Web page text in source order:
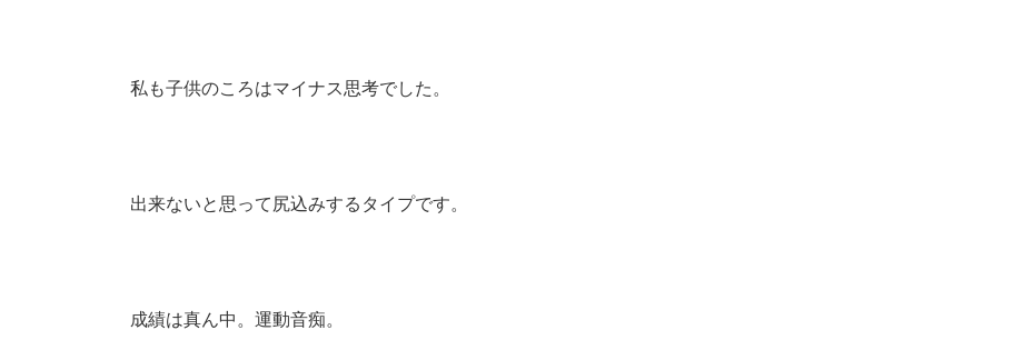
私も子供のころはマイナス思考でした。
出来ないと思って尻込みするタイプです。
成績は真ん中。運動音痴。